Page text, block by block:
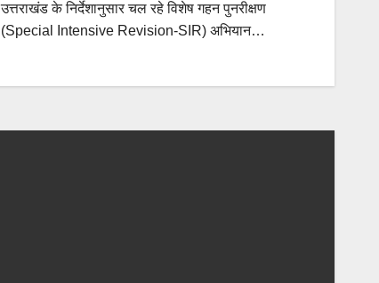
उत्तराखंड के निर्देशानुसार चल रहे विशेष गहन पुनरीक्षण
(Special Intensive Revision-SIR) अभियान…